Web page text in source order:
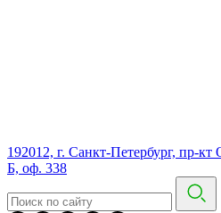
192012, г. Санкт-Петербург, пр-
Б, оф. 338